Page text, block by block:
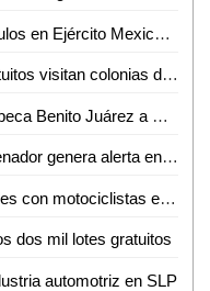
Aparatoso choque entre dos vehículos en Ejército Mexicano; solo daños materiales
Mesas de atención y servicios gratuitos visitan colonias de Soledad
Concluirá entrega de tarjetas para beca Benito Juárez a más de 4 mil estudiantes en la Huasteca Norte
Cierre de frontera por gusano barrenador genera alerta entre ganaderos de Ciudad Valles
Tres lesionados por percances viales con motociclistas en Ciudad Valles
dos mil lotes gratuitos
automotriz en SLP